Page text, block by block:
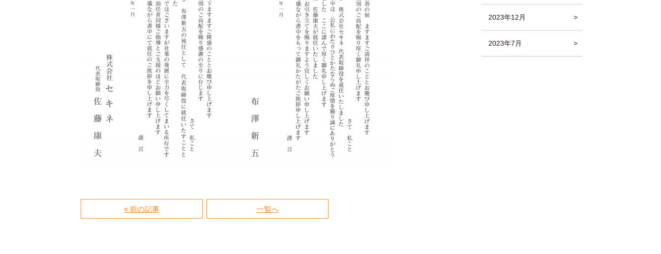
« 前の記事 一覧へ
2023年12月
2023年7月